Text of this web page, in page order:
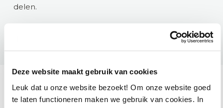
Deze website maakt gebruik van cookies
Leuk dat u onze website bezoekt! Om onze website goed
te laten functioneren maken we gebruik van cookies. In
delen.